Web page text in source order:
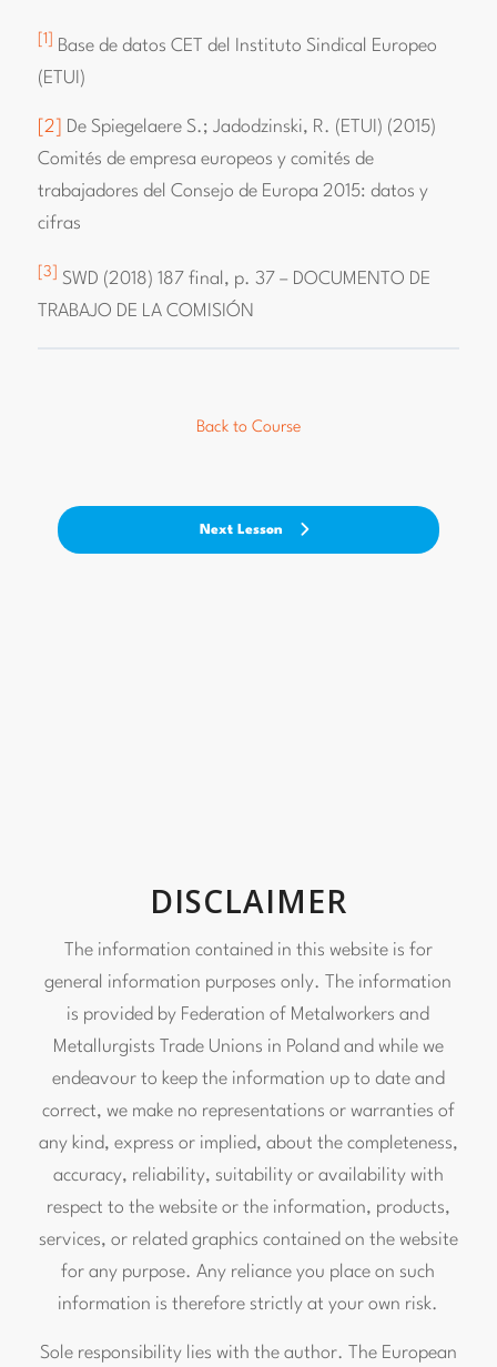
[1] Base de datos CET del Instituto Sindical Europeo
(ETUI)
[2]
De Spiegelaere S.; Jadodzinski, R. (ETUI) (2015)
Comités de empresa europeos y comités de
trabajadores del Consejo de Europa 2015: datos y
cifras
[3]
SWD (2018) 187 final, p. 37 – DOCUMENTO DE
TRABAJO DE LA COMISIÓN
Back to Course
Next Lesson
DISCLAIMER
The information contained in this website is for
general information purposes only. The information
is provided by Federation of Metalworkers and
Metallurgists Trade Unions in Poland and while we
endeavour to keep the information up to date and
correct, we make no representations or warranties of
any kind, express or implied, about the completeness,
accuracy, reliability, suitability or availability with
respect to the website or the information, products,
services, or related graphics contained on the website
for any purpose. Any reliance you place on such
information is therefore strictly at your own risk.
Sole responsibility lies with the author. The European